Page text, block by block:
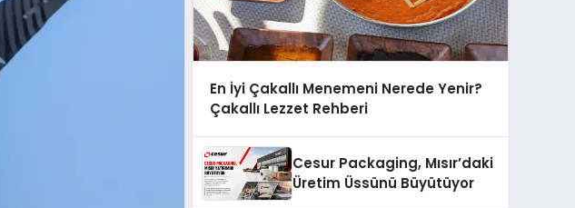
En İyi Çakallı Menemeni Nerede Yenir?
Çakallı Lezzet Rehberi
Cesur Packaging, Mısır’daki
Üretim Üssünü Büyütüyor